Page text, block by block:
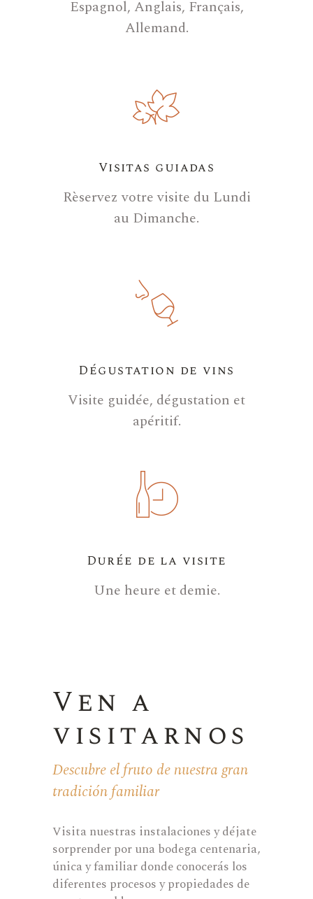
Espagnol, Anglais, Français,
Allemand.
Visitas guiadas
Rèservez votre visite du Lundi
au Dimanche.
Dégustation de vins
Visite guidée, dégustation et
apéritif.
Durée de la visite
Une heure et demie.
Ven a
visitarnos
Descubre el fruto de nuestra gran
tradición familiar
Visita nuestras instalaciones y déjate
sorprender por una bodega centenaria,
única y familiar donde conocerás los
diferentes procesos y propiedades de